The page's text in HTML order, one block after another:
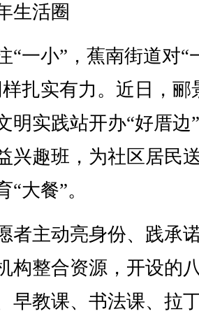
活圈
小”，蕉南街道对“
扎实有力。近日，郦
明实践站开办“好厝边
兴趣班，为社区居民
大餐”。
主动亮身份、践承
构整合资源，开设的
早教课、书法课、拉